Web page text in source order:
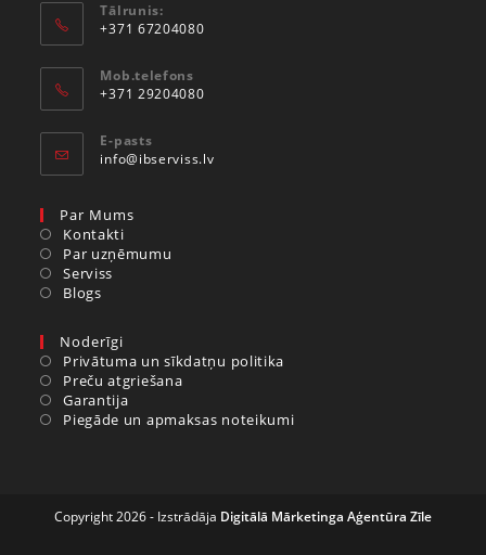
Tālrunis:
+371 67204080
Mob.telefons
+371 29204080
E-pasts
info@ibserviss.lv
Par Mums
Kontakti
Par uzņēmumu
Serviss
Blogs
Noderīgi
Privātuma un sīkdatņu politika
Preču atgriešana
Garantija
Piegāde un apmaksas noteikumi
Copyright 2026 - Izstrādāja Digitālā Mārketinga Aģentūra Zīle